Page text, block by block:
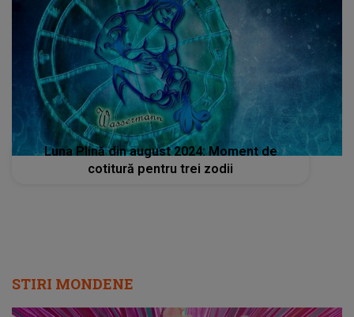
Luna Plină din august 2024: Moment de
cotitură pentru trei zodii
STIRI MONDENE